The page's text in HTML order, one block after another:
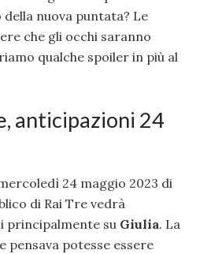
nuova puntata? Le
che gli occhi saranno
qualche spoiler in più al
anticipazioni 24
24 maggio 2023 di
di Rai Tre vedrà
principalmente su Giulia. La
pensava potesse essere